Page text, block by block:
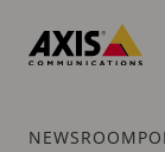
naar
Kruimelspoor